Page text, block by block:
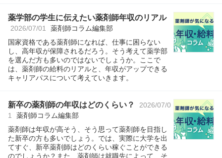
薬学部の学生に伝えたい薬剤師年収のリアル
2026/07/01 薬剤師コラム編集部
国家資格である薬剤師になれば、仕事に困らない
し、高年収が保障されるだろう。そう考えて薬学部
を選んだ方も多いのではないでしょうか。ここで
は、薬剤師の給料のリアルと、年収がアップできる
キャリアパスについて考えていきます。
新卒の薬剤師の年収はどのくらい？
2026/07/0
1
薬剤師コラム編集部
薬剤師は年収が高そう、そう思って薬剤師を目指し
た新卒の方も多いでしょう。では、実際に大学を出
てすぐ、新卒薬剤師はどのくらい稼ぐことができる
のでしょうか？また、薬剤師は就職先によって、そ